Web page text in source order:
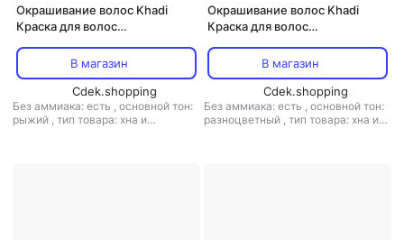
Окрашивание волос Khadi
Краска для волос
Растительная краска для
волос "ХНА, АМЛА и ЯТРОФА",
В магазин
Cdek.shopping
Без аммиака: есть , основной тон:
рыжий , тип товара: хна и
Окрашивание волос Khadi
Краска для волос
4260378040039
В магазин
Cdek.shopping
Без аммиака: есть , основной тон:
разноцветный , тип товара: хна и